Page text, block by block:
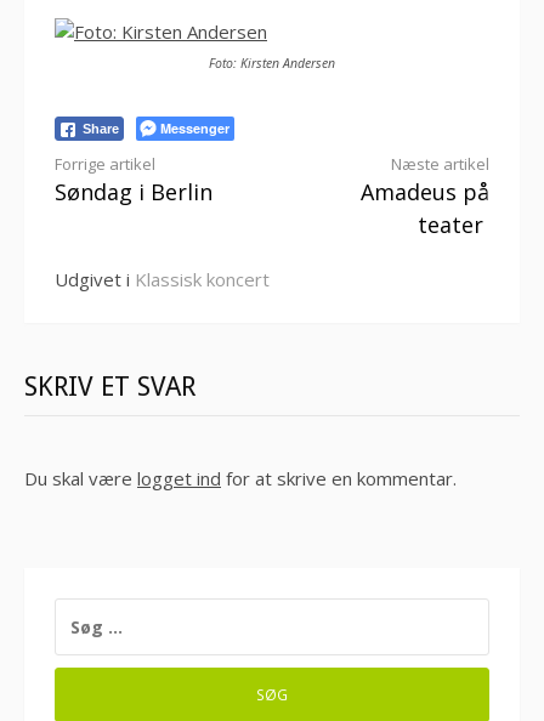
Foto: Kirsten Andersen
Share Messenger
Læs
videre
Forrige artikel
Søndag i Berlin
Næste artikel
Amadeus på
teater
Udgivet i Klassisk koncert
SKRIV ET SVAR
Du skal være logget ind for at skrive en kommentar.
EFTER: